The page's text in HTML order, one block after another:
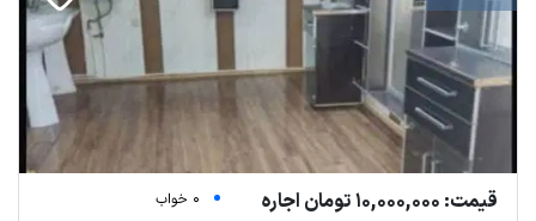
قیمت: 10,000,000 تومان اجاره
0 خواب